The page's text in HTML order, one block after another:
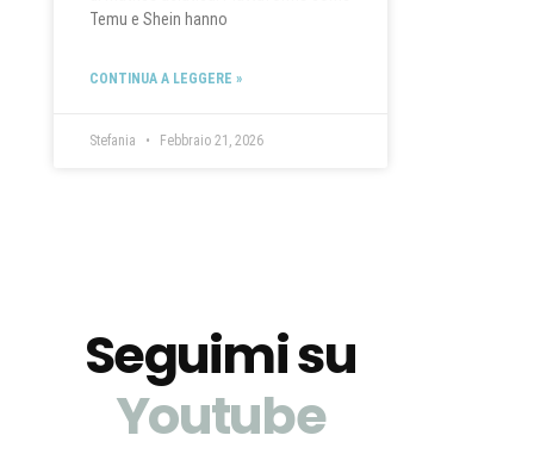
Temu e Shein hanno
CONTINUA A LEGGERE »
Stefania Febbraio 21, 2026
Seguimi su
Youtube